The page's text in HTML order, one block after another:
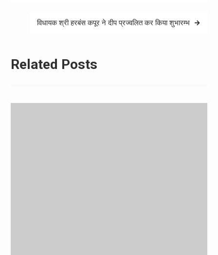
विधायक श्री हरबंस कपूर ने दीप प्रज्वलित कर किया शुभारम्भ
Related Posts